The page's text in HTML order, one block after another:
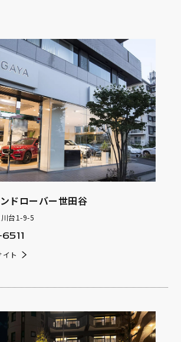
ドローバー世田谷
台1-9-5
ト